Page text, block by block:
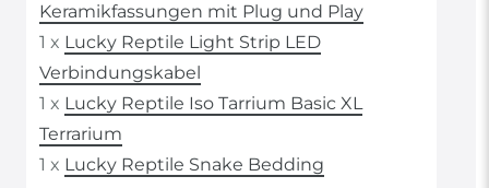
Keramikfassungen mit Plug und Play
1 x Lucky Reptile Light Strip LED
Verbindungskabel
1 x Lucky Reptile Iso Tarrium Basic XL
Terrarium
1 x Lucky Reptile Snake Bedding